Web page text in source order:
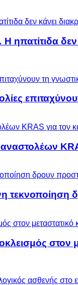
Η ηπατίτιδα
στον